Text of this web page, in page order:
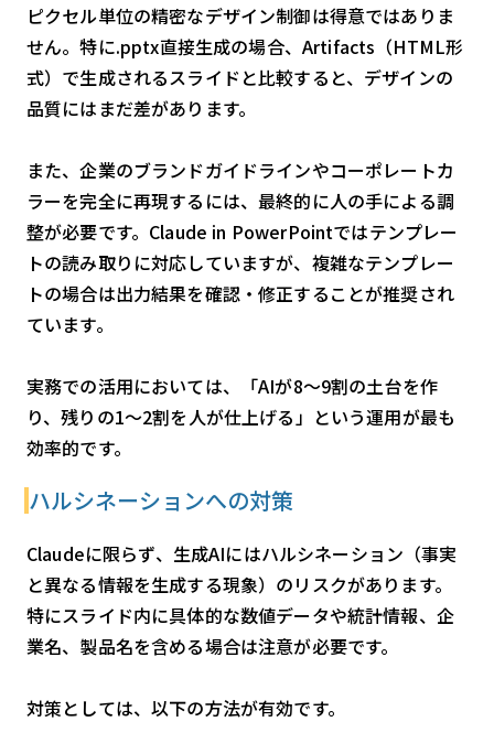
ピクセル単位の精密なデザイン制御は得意ではありま
せん。特に.pptx直接生成の場合、Artifacts（HTML形
式）で生成されるスライドと比較すると、デザインの
品質にはまだ差があります。
また、企業のブランドガイドラインやコーポレートカ
ラーを完全に再現するには、最終的に人の手による調
整が必要です。Claude in PowerPointではテンプレー
トの読み取りに対応していますが、複雑なテンプレー
トの場合は出力結果を確認・修正することが推奨され
ています。
実務での活用においては、「AIが8〜9割の土台を作
り、残りの1〜2割を人が仕上げる」という運用が最も
効率的です。
ハルシネーションへの対策
Claudeに限らず、生成AIにはハルシネーション（事実
と異なる情報を生成する現象）のリスクがあります。
特にスライド内に具体的な数値データや統計情報、企
業名、製品名を含める場合は注意が必要です。
対策としては、以下の方法が有効です。